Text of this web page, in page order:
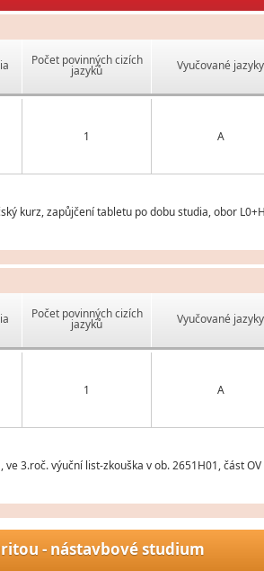
Počet povinných cizích
jazyků Vyučované jazyky
1 A
kurz, zapůjčení tabletu po dobu studia, obor
Počet povinných cizích
jazyků Vyučované jazyky
1 A
3.roč. výuční list-zkouška v ob. 2651H01, část
- nástavbové studium